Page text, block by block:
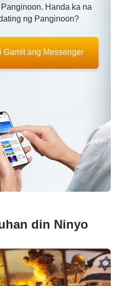
Handa ka na
ng Panginoon?
Gamit ang Messenger
din Ninyo